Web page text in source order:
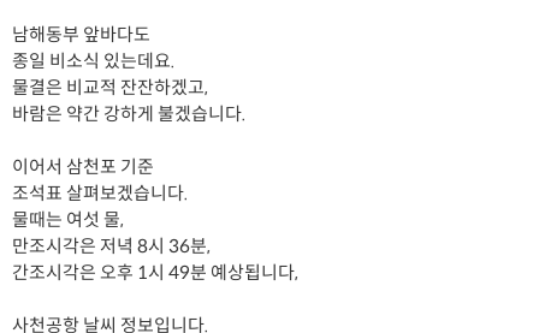
남해동부 앞바다도
종일 비소식 있는데요.
물결은 비교적 잔잔하겠고,
바람은 약간 강하게 불겠습니다.
이어서 삼천포 기준
조석표 살펴보겠습니다.
물때는 여섯 물,
만조시각은 저녁 8시 36분,
간조시각은 오후 1시 49분 예상됩니다,
사천공항 날씨 정보입니다.